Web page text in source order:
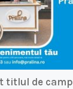
titlul de